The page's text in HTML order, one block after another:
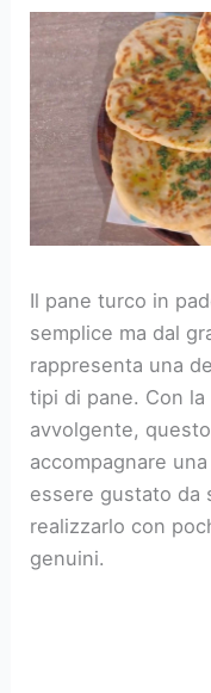
Il pane turco in
semplice ma dal
rappresenta una
tipi di pane. Con
avvolgente,
accompagnare
essere gustato da
realizzarlo con
genuini.